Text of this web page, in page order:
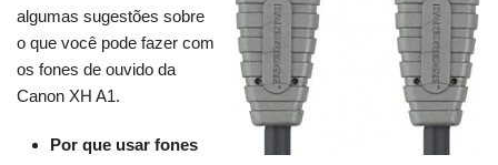
algumas sugestões sobre
o que você pode fazer com
os fones de ouvido da
Canon XH A1.
Por que usar fones